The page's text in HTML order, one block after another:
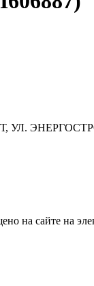
УЛ.
на сайте на